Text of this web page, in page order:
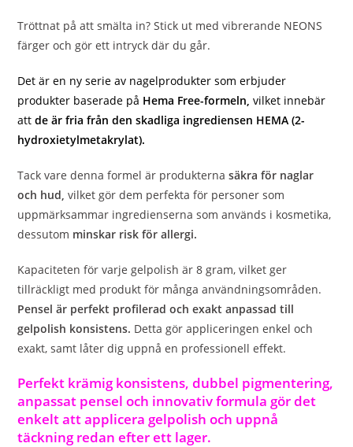
Tröttnat på att smälta in? Stick ut med vibrerande NEONS
färger och gör ett intryck där du går.
Det är en ny serie av nagelprodukter som erbjuder
produkter baserade på Hema Free-formeln,vilket innebär
attde är fria från den skadliga ingrediensen HEMA (2-
hydroxietylmetakrylat).
Tack vare denna formel är produkternasäkra för naglar
och hud, vilket gör dem perfekta för personer som
uppmärksammar ingredienserna som används i kosmetika,
dessutom minskar risk för allergi.
Kapaciteten för varje gelpolish är 8 gram, vilket ger
tillräckligt med produkt för många användningsområden.
Pensel är perfekt profilerad och exakt anpassad till
gelpolish konsistens. Detta gör appliceringen enkel och
exakt, samt låter dig uppnå en professionell effekt.
Perfekt krämig konsistens, dubbel pigmentering,
anpassat pensel och innovativ formula gör det
enkelt att applicera gelpolish och uppnå
täckning redan efter ett lager.